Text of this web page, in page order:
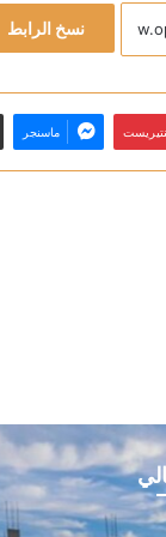
نسخ الرابط
ماسنجر